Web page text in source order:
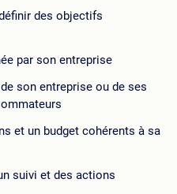
des objectifs
par son entreprise
son entreprise ou de ses
et un budget cohérents à sa
suivi et des actions